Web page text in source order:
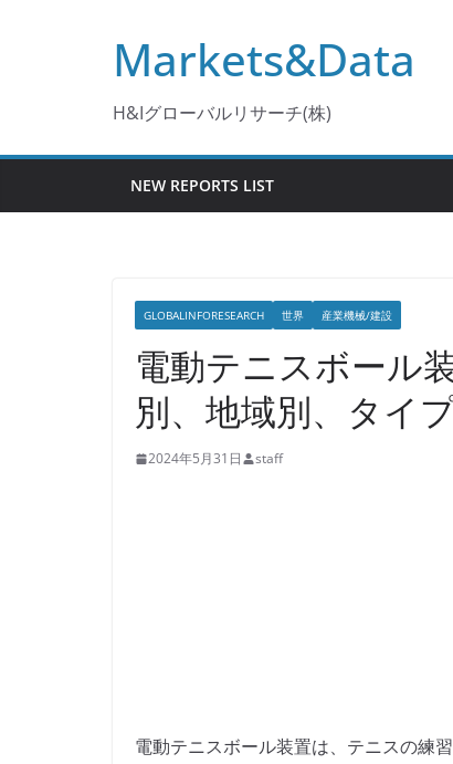
Markets&Data
H&Iグローバルリサーチ(株)
NEW REPORTS LIST
GLOBALINFORESEARCH 世界 産業機械/建設
電動テニスボール
別、地域別、タイ
2024年5月31日 staff
電動テニスボール装置は、テニスの練